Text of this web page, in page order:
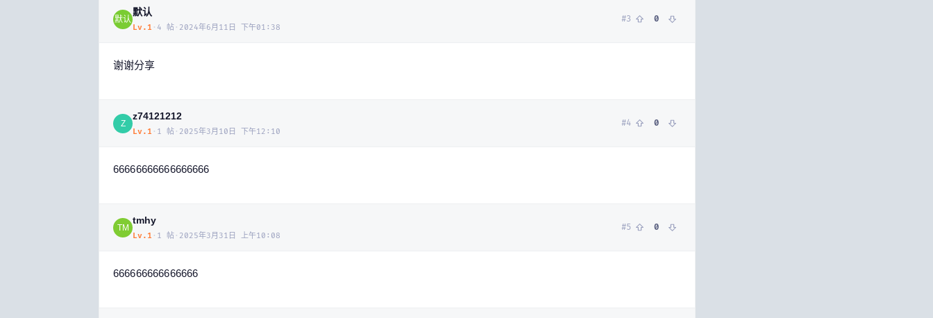
默认
默认
Lv. 1 · 4 帖 · 2024年6月11日 下午01:38
#3 0
谢谢分享
Z
z74121212
Lv. 1 · 1 帖 · 2025年3月10日 下午12:10
#4 0
66666666666666666
TM
tmhy
Lv. 1 · 1 帖 · 2025年3月31日 上午10:08
#5 0
666666666666666